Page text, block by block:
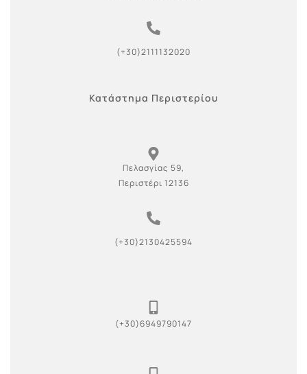
(+30)2111132020
Κατάστημα Περιστερίου
Πελασγίας 59,
Περιστέρι 12136
(+30)2130425594
(+30)6949790147